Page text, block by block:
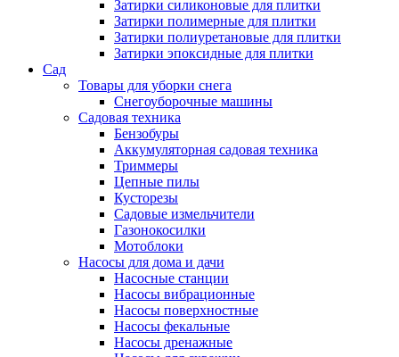
Затирки силиконовые для плитки
Затирки полимерные для плитки
Затирки полиуретановые для плитки
Затирки эпоксидные для плитки
Сад
Товары для уборки снега
Снегоуборочные машины
Садовая техника
Бензобуры
Аккумуляторная садовая техника
Триммеры
Цепные пилы
Кусторезы
Садовые измельчители
Газонокосилки
Мотоблоки
Насосы для дома и дачи
Насосные станции
Насосы вибрационные
Насосы поверхностные
Насосы фекальные
Насосы дренажные